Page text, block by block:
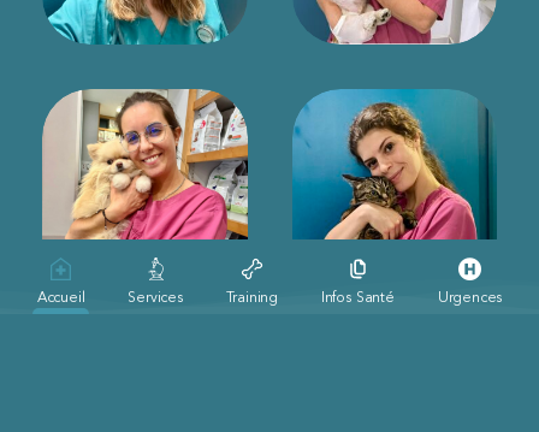
Accueil Services Training Infos Santé Urgences